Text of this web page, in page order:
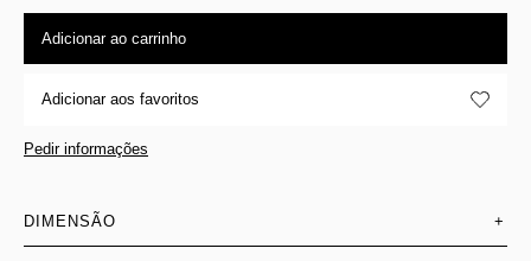
Adicionar ao carrinho
Adicionar aos favoritos
Pedir informações
DIMENSÃO +